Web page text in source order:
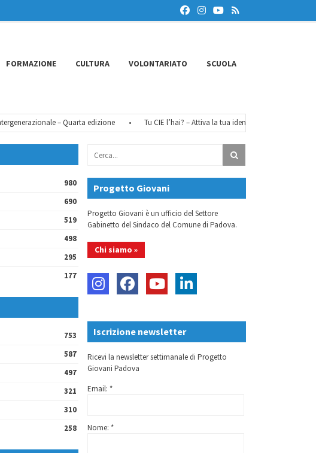
FORMAZIONE CULTURA VOLONTARIATO SCUOLA
– Quarta edizione Tu CIE l’hai? – Attiva la tua identità digitale
980
690
519
498
295
177
753
587
497
321
310
258
Progetto Giovani
Progetto Giovani è un ufficio del Settore
Gabinetto del Sindaco del Comune di Padova.
Chi siamo »
Iscrizione newsletter
Ricevi la newsletter settimanale di Progetto
Giovani Padova
Email: *
Nome: *